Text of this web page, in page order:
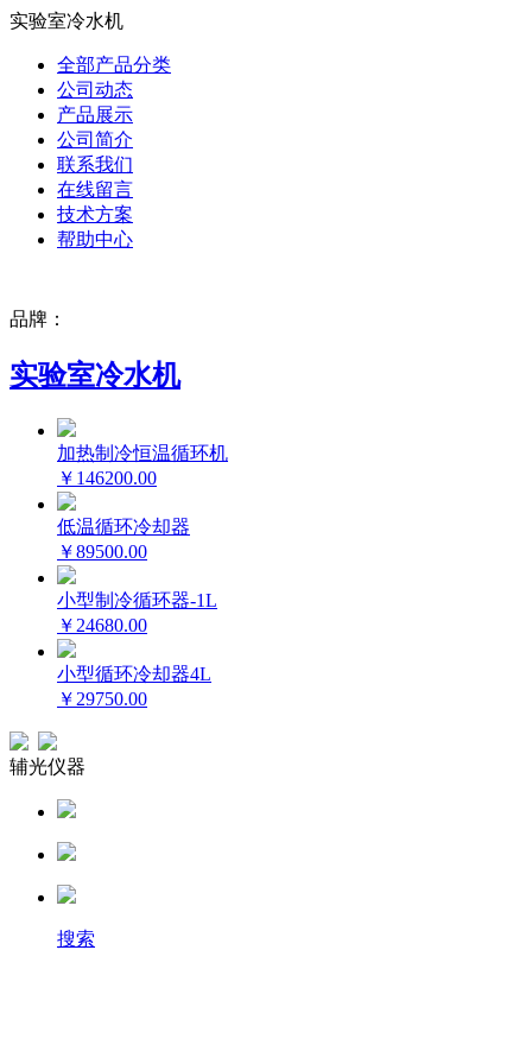
实验室冷水机
全部产品分类
公司动态
产品展示
公司简介
联系我们
在线留言
技术方案
帮助中心
品牌：
实验室冷水机
加热制冷恒温循环机
￥146200.00
低温循环冷却器
￥89500.00
小型制冷循环器-1L
￥24680.00
小型循环冷却器4L
￥29750.00
辅光仪器
搜索